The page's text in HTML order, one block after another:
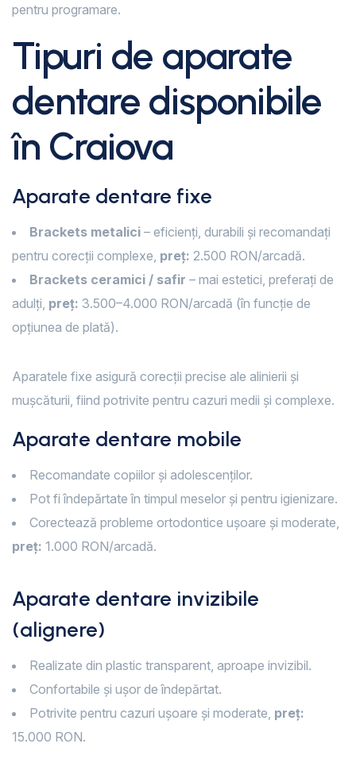
pentru programare.
Tipuri de aparate
dentare disponibile
în Craiova
Aparate dentare fixe
Brackets metalici – eficienți, durabili și recomandați
pentru corecții complexe, preț: 2.500 RON/arcadă.
Brackets ceramici / safir – mai estetici, preferați de
adulți, preț: 3.500–4.000 RON/arcadă (în funcție de
opțiunea de plată).
Aparatele fixe asigură corecții precise ale alinierii și
mușcăturii, fiind potrivite pentru cazuri medii și complexe.
Aparate dentare mobile
Recomandate copiilor și adolescenților.
Pot fi îndepărtate în timpul meselor și pentru igienizare.
Corectează probleme ortodontice ușoare și moderate,
preț: 1.000 RON/arcadă.
Aparate dentare invizibile
(alignere)
Realizate din plastic transparent, aproape invizibil.
Confortabile și ușor de îndepărtat.
Potrivite pentru cazuri ușoare și moderate, preț:
15.000 RON.